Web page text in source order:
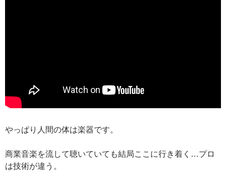
やっぱり人間の体は楽器です。
商業音楽を流して聴いていても結局ここに行き着く…プロ
は技術が違う。